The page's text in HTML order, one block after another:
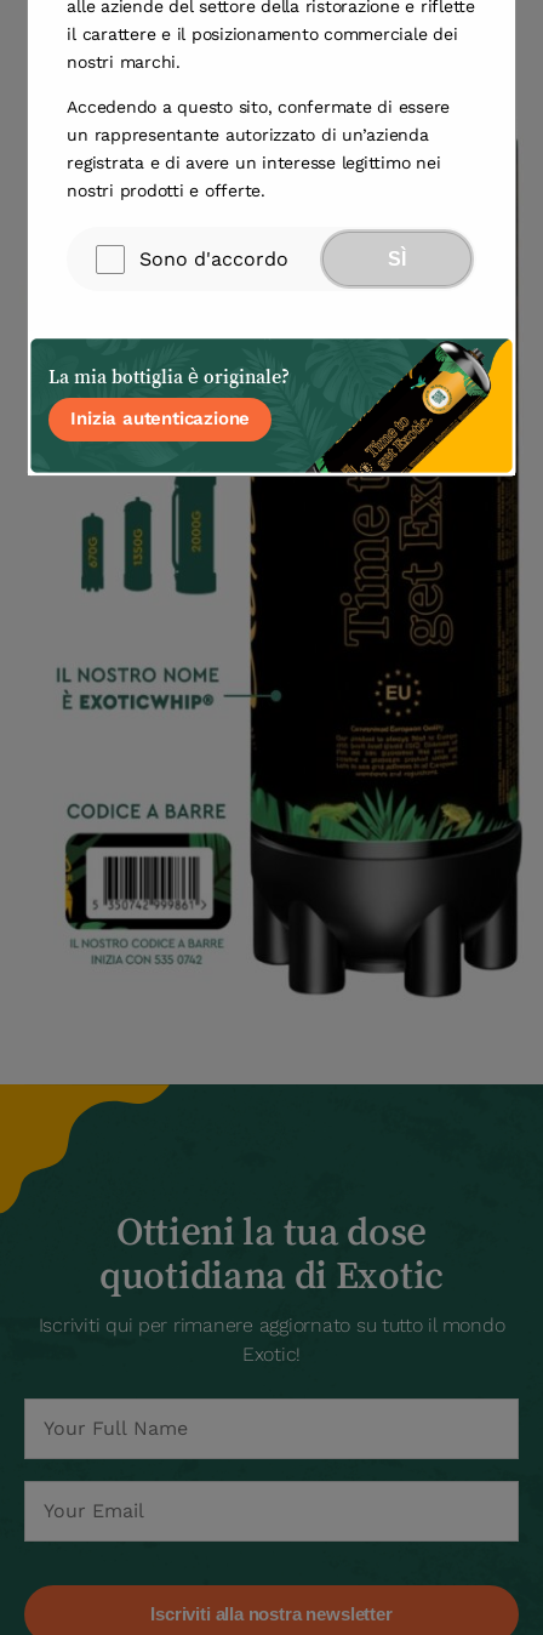
Ottieni la tua dose
quotidiana di Exotic
Iscriviti qui per rimanere aggiornato su tutto il mondo
Exotic!
alle aziende del settore della ristorazione e riflette
il carattere e il posizionamento commerciale dei
nostri marchi.
Accedendo a questo sito, confermate di essere
un rappresentante autorizzato di un’azienda
registrata e di avere un interesse legittimo nei
nostri prodotti e offerte.
Sono d'accordo SÌ
La mia bottiglia è originale?
Inizia autenticazione